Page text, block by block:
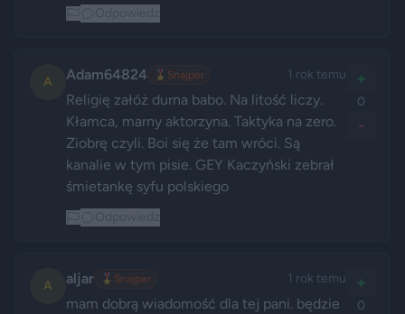
A Adam64824 🎖️ Snajper 1 rok temu
Religię załóż durna babo. Na litość liczy.
Kłamca, marny aktorzyna. Taktyka na zero.
Ziobrę czyli. Boi się że tam wróci. Są
kanalie w tym pisie. GEY Kaczyński zebrał
śmietankę syfu polskiego
+
0
-
A aljar 🎖️ Snajper 1 rok temu
mam dobrą wiadomość dla tej pani. będzie
+
0